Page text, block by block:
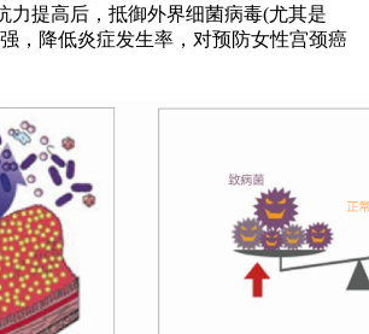
力提高后，抵御外界细菌病毒(尤其是
，降低炎症发生率，对预防女性宫颈癌